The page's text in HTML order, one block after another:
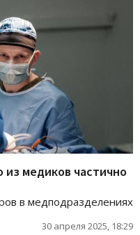
медиков частично
в медподразделениях
30 апреля 2025, 18:29